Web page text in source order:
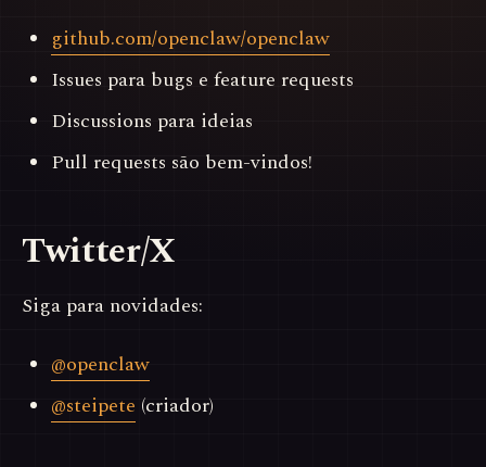
github.com/openclaw/openclaw
Issues para bugs e feature requests
Discussions para ideias
Pull requests são bem-vindos!
Twitter/X
Siga para novidades:
@openclaw
@steipete (criador)